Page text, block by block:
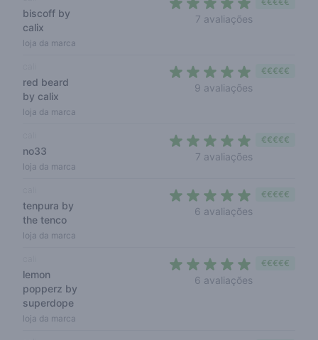
biscoff by
calix
loja da marca
7 avaliações
red beard
by calix
loja da marca
9 avaliações
€€€€€
no33
loja da marca
7 avaliações
€€€€€
tenpura by
the tenco
loja da marca
6 avaliações
€€€€€
lemon
popperz by
superdope
loja da marca
6 avaliações
€€€€€